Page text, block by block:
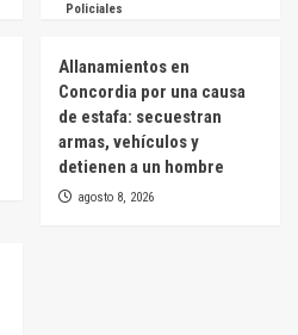
Policiales
Allanamientos en
Concordia por una causa
de estafa: secuestran
armas, vehículos y
detienen a un hombre
agosto 8, 2026